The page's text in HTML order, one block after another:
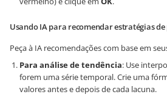
Usando IA para recomendar estratégias
Peça à IA recomendações com base em
Para análise de tendência: Use
forem uma série temporal. Crie uma
valores antes e depois de cada lacuna.